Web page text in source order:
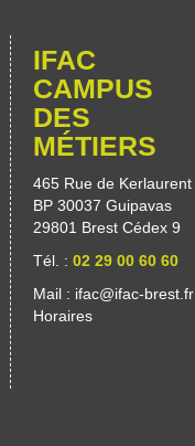
IFAC
CAMPUS
DES
MÉTIERS
465 Rue de Kerlaurent
BP 30037 Guipavas
29801 Brest Cédex 9
Tél. : 02 29 00 60 60
Mail : ifac@ifac-brest.fr
Horaires